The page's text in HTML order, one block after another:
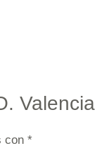
con *